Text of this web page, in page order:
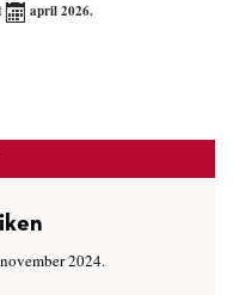
april 2026.
november 2024.